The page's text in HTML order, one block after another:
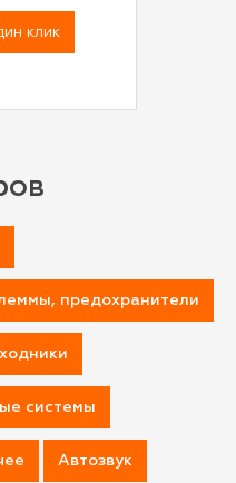
клик
предохранители
системы
Автозвук